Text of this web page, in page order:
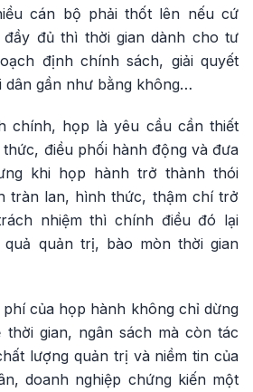
cán bộ phải thốt lên nếu cứ
đủ thì thời gian dành cho tư
định chính sách, giải quyết
dân gần như bằng không…
chính, họp là yêu cầu cần thiết
điều phối hành động và đưa
khi họp hành trở thành thói
tràn lan, hình thức, thậm chí trở
nhiệm thì chính điều đó lại
quản trị, bào mòn thời gian
của họp hành không chỉ dừng
gian, ngân sách mà còn tác
lượng quản trị và niềm tin của
doanh nghiệp chứng kiến một